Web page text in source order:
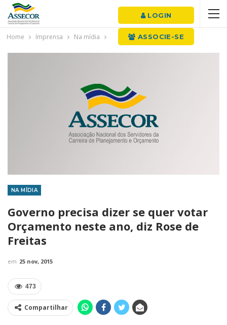
LOGIN
ASSOCIE-SE
Home Imprensa Na mídia
NA MÍDIA
Governo precisa dizer se quer votar
Orçamento neste ano, diz Rose de
Freitas
em 25 nov, 2015
473
Compartilhar